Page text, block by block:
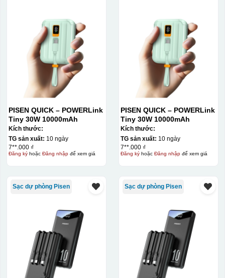
gạt hết nước phía dưới ra
Thợ đang căn chỉnh dán decal lên bát cơm
PISEN QUICK – POWERLink
Tiny 30W 10000mAh
Kích thước:
TG sản xuất: 10 ngày
7**.000 ₫
Đăng kýhoặc Đăng nhậpđể xem giá
PISEN QUICK – POWERLink
Tiny 30W 10000mAh
Kích thước:
TG sản xuất: 10 ngày
7**.000 ₫
Đăng kýhoặc Đăng nhậpđể xem giá
Sạc dự phòng Pisen Sạc dự phòng Pisen